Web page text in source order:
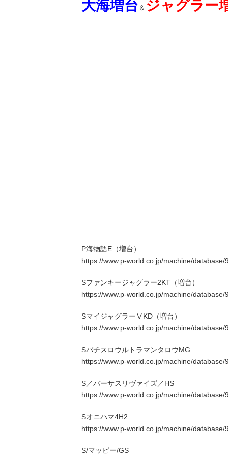
大海増台 ＆ ジャグラー
P海物語E（増台）
https://www.p-world.co.jp/machine/database/
Sファンキージャグラー2KT（増台）
https://www.p-world.co.jp/machine/database/
SマイジャグラーⅤKD（増台）
https://www.p-world.co.jp/machine/database/
SパチスロウルトラマンタロウMG
https://www.p-world.co.jp/machine/database/
S／バーサスリヴァイズ／HS
https://www.p-world.co.jp/machine/database/
Sオニハマ4H2
https://www.p-world.co.jp/machine/database/
S/マッピー/GS